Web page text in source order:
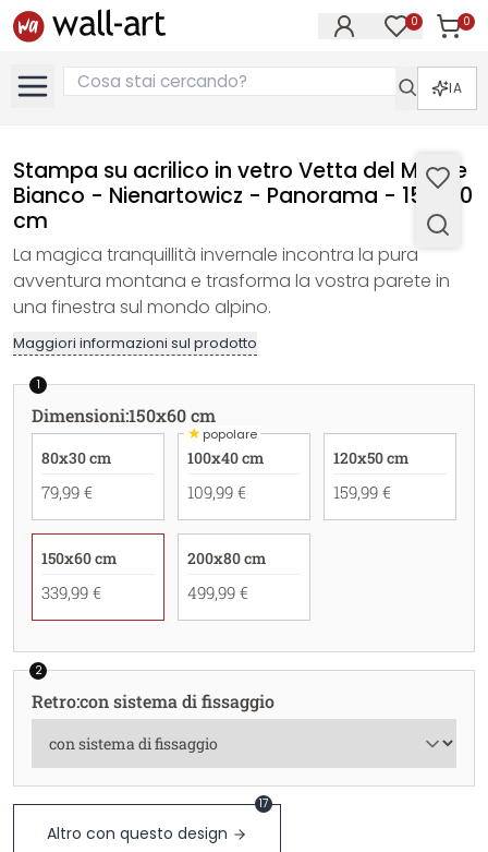
0 0
IA
Stampa su acrilico in vetro Vetta del Monte
Bianco - Nienartowicz - Panorama - 150x60
cm
La magica tranquillità invernale incontra la pura
avventura montana e trasforma la vostra parete in
una finestra sul mondo alpino.
Maggiori informazioni sul prodotto
1
Dimensioni:150x60 cm
80x30 cm
79,99 €
★popolare
100x40 cm
109,99 €
120x50 cm
159,99 €
150x60 cm
339,99 €
200x80 cm
499,99 €
2
Retro:con sistema di fissaggio
Altro con questo design
17